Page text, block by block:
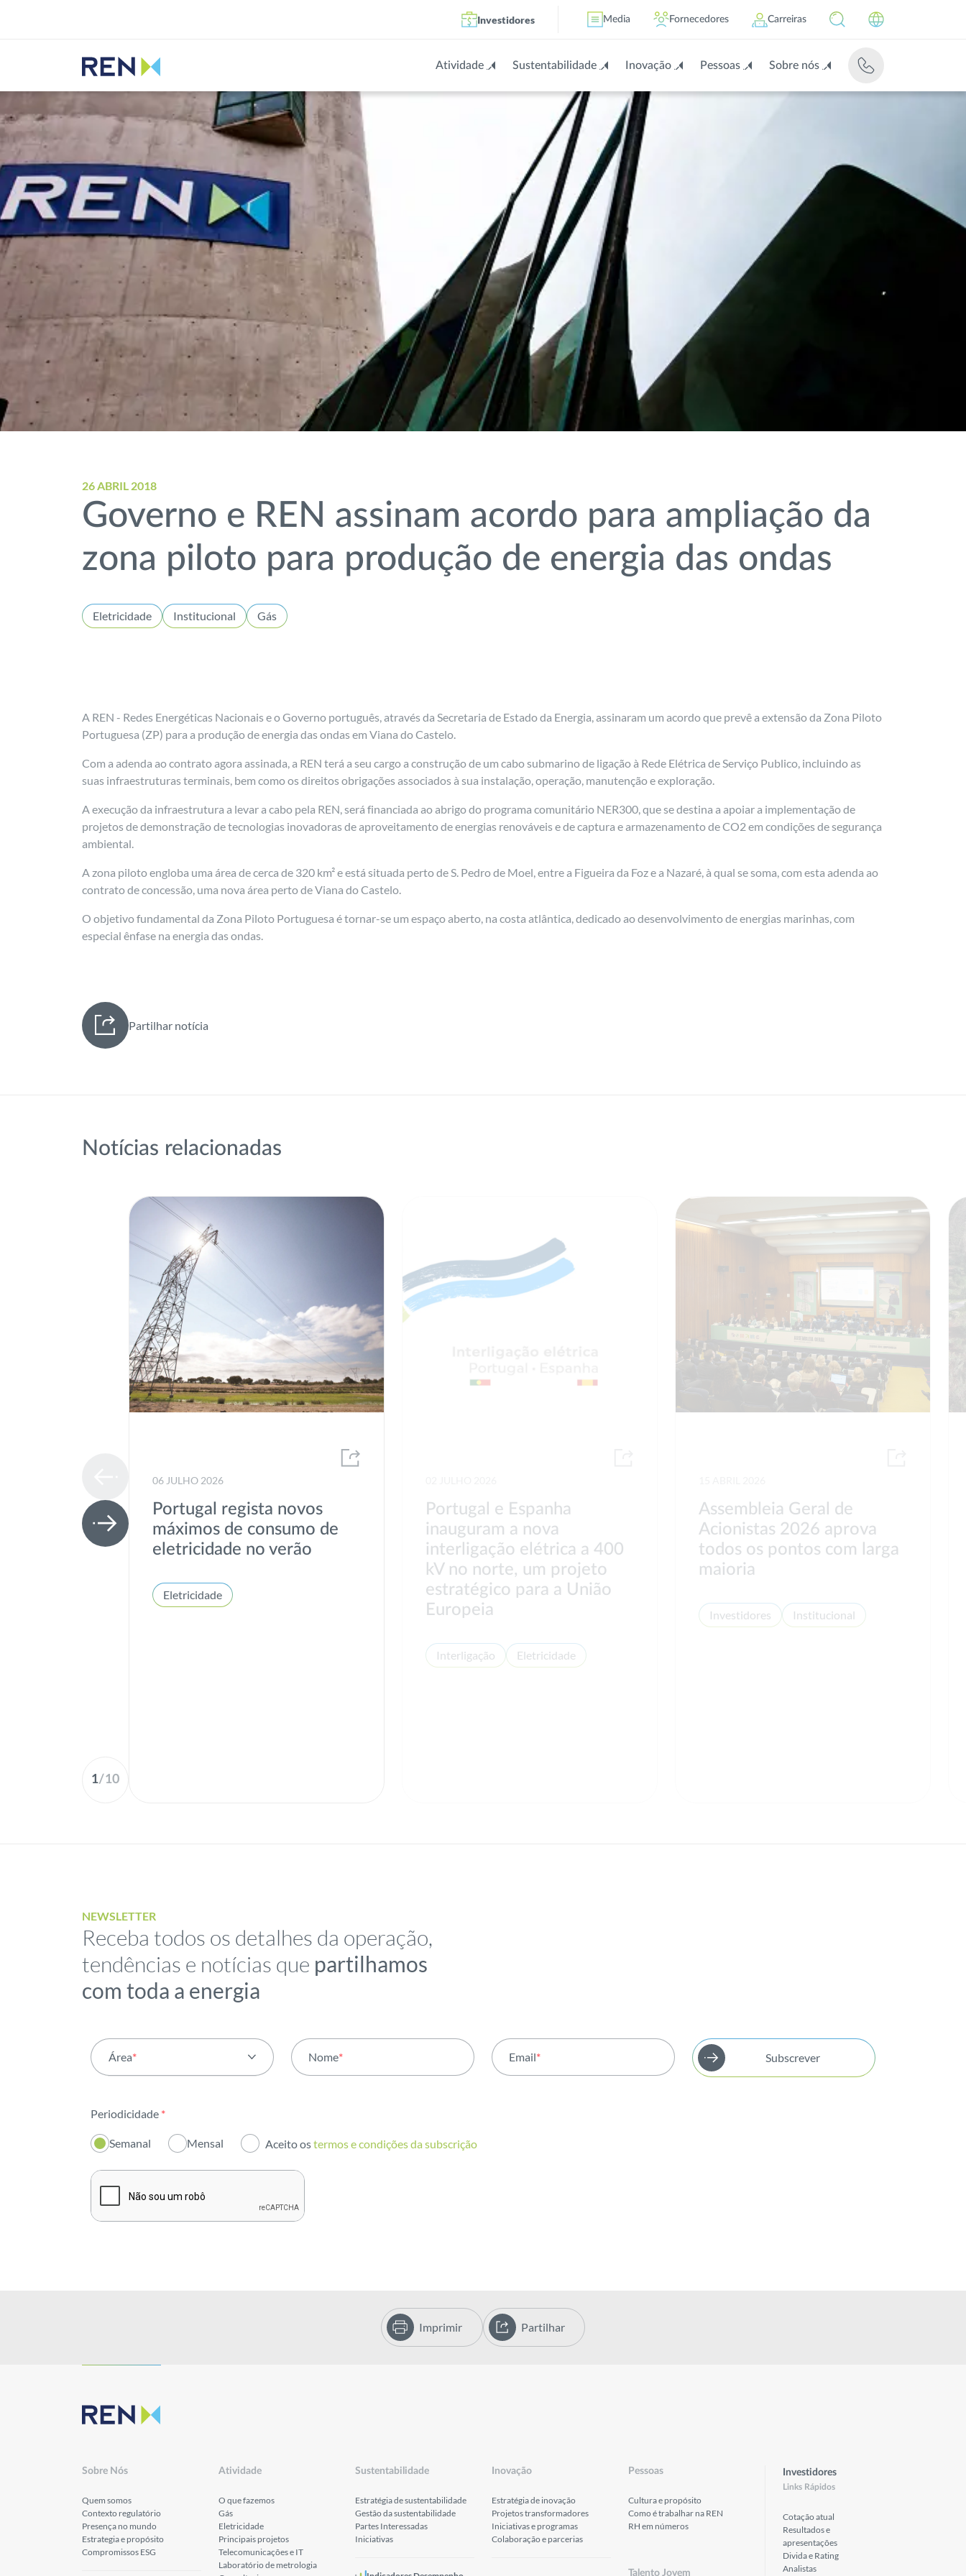
Investidores Media Fornecedores Carreiras
Atividade Sustentabilidade Inovação Pessoas Sobre nós
26 ABRIL 2018
Governo e REN assinam acordo para ampliação da
zona piloto para produção de energia das ondas
Eletricidade Institucional Gás
A REN - Redes Energéticas Nacionais e o Governo português, através da Secretaria de Estado da Energia, assinaram um acordo que prevê a extensão da Zona Piloto
Portuguesa (ZP) para a produção de energia das ondas em Viana do Castelo.
Com a adenda ao contrato agora assinada, a REN terá a seu cargo a construção de um cabo submarino de ligação à Rede Elétrica de Serviço Publico, incluindo as
suas infraestruturas terminais, bem como os direitos obrigações associados à sua instalação, operação, manutenção e exploração.
A execução da infraestrutura a levar a cabo pela REN, será financiada ao abrigo do programa comunitário NER300, que se destina a apoiar a implementação de
projetos de demonstração de tecnologias inovadoras de aproveitamento de energias renováveis e de captura e armazenamento de CO2 em condições de segurança
ambiental.
A zona piloto engloba uma área de cerca de 320 km² e está situada perto de S. Pedro de Moel, entre a Figueira da Foz e a Nazaré, à qual se soma, com esta adenda ao
contrato de concessão, uma nova área perto de Viana do Castelo.
O objetivo fundamental da Zona Piloto Portuguesa é tornar-se um espaço aberto, na costa atlântica, dedicado ao desenvolvimento de energias marinhas, com
especial ênfase na energia das ondas.
Partilhar notícia
Notícias relacionadas
1/10
06 JULHO 2026
Portugal regista novos
máximos de consumo de
eletricidade no verão
Eletricidade
Portugal e Espanha
inauguram a nova
interligação elétrica a 400
kV no norte, um projeto
estratégico para a União
Europeia
Interligação Eletricidade
Assembleia Geral de
Acionistas 2026 aprova
todos os pontos com larga
maioria
Investidores Institucional
NEWSLETTER
Receba todos os detalhes da operação,
tendências e notícias que partilhamos
com toda a energia
Área*
Institucional
Sustentabilidade
Nome* Email* Subscrever
Periodicidade *
Semanal Mensal Aceito ostermos e condições da subscrição
Imprimir Partilhar
Sobre Nós
Quem somos
Contexto regulatório
Presença no mundo
Estrategia e propósito
Compromissos ESG
Atividade
O que fazemos
Gás
Eletricidade
Principais projetos
Telecomunicações e IT
Laboratório de metrologia
Sustentabilidade
Estratégia de sustentabilidade
Gestão da sustentabilidade
Partes Interessadas
Iniciativas
Inovação
Estratégia de inovação
Projetos transformadores
Iniciativas e programas
Colaboração e parcerias
Pessoas
Cultura e propósito
Como é trabalhar na REN
RH em números
Talento Jovem
Investidores
Links Rápidos
Cotação atual
Resultados e
apresentações
Divida e Rating
Analistas